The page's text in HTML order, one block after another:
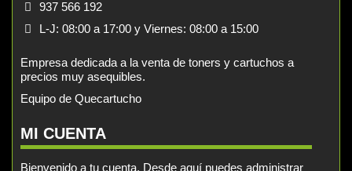
937 566 192
L-J: 08:00 a 17:00 y Viernes: 08:00 a 15:00
Empresa dedicada a la venta de toners y cartuchos a
precios muy asequibles.
Equipo de Quecartucho
MI CUENTA
Bienvenido a tu cuenta. Desde aquí puedes administrar